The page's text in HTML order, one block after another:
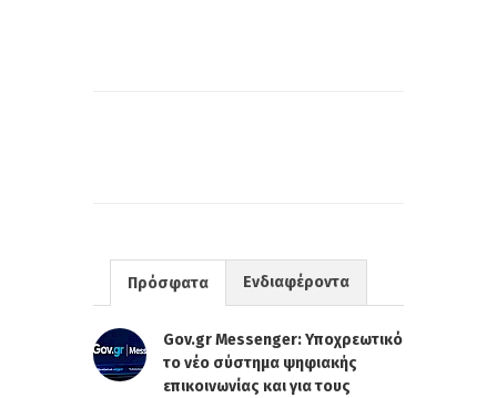
Πρόσφατα Ενδιαφέροντα
Gov.gr Messenger: Υποχρεωτικό
το νέο σύστημα ψηφιακής
επικοινωνίας και για τους